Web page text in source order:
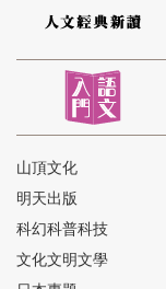
⑫
⑬
山頂文化
明天出版
科幻科普科技
文化文明文學